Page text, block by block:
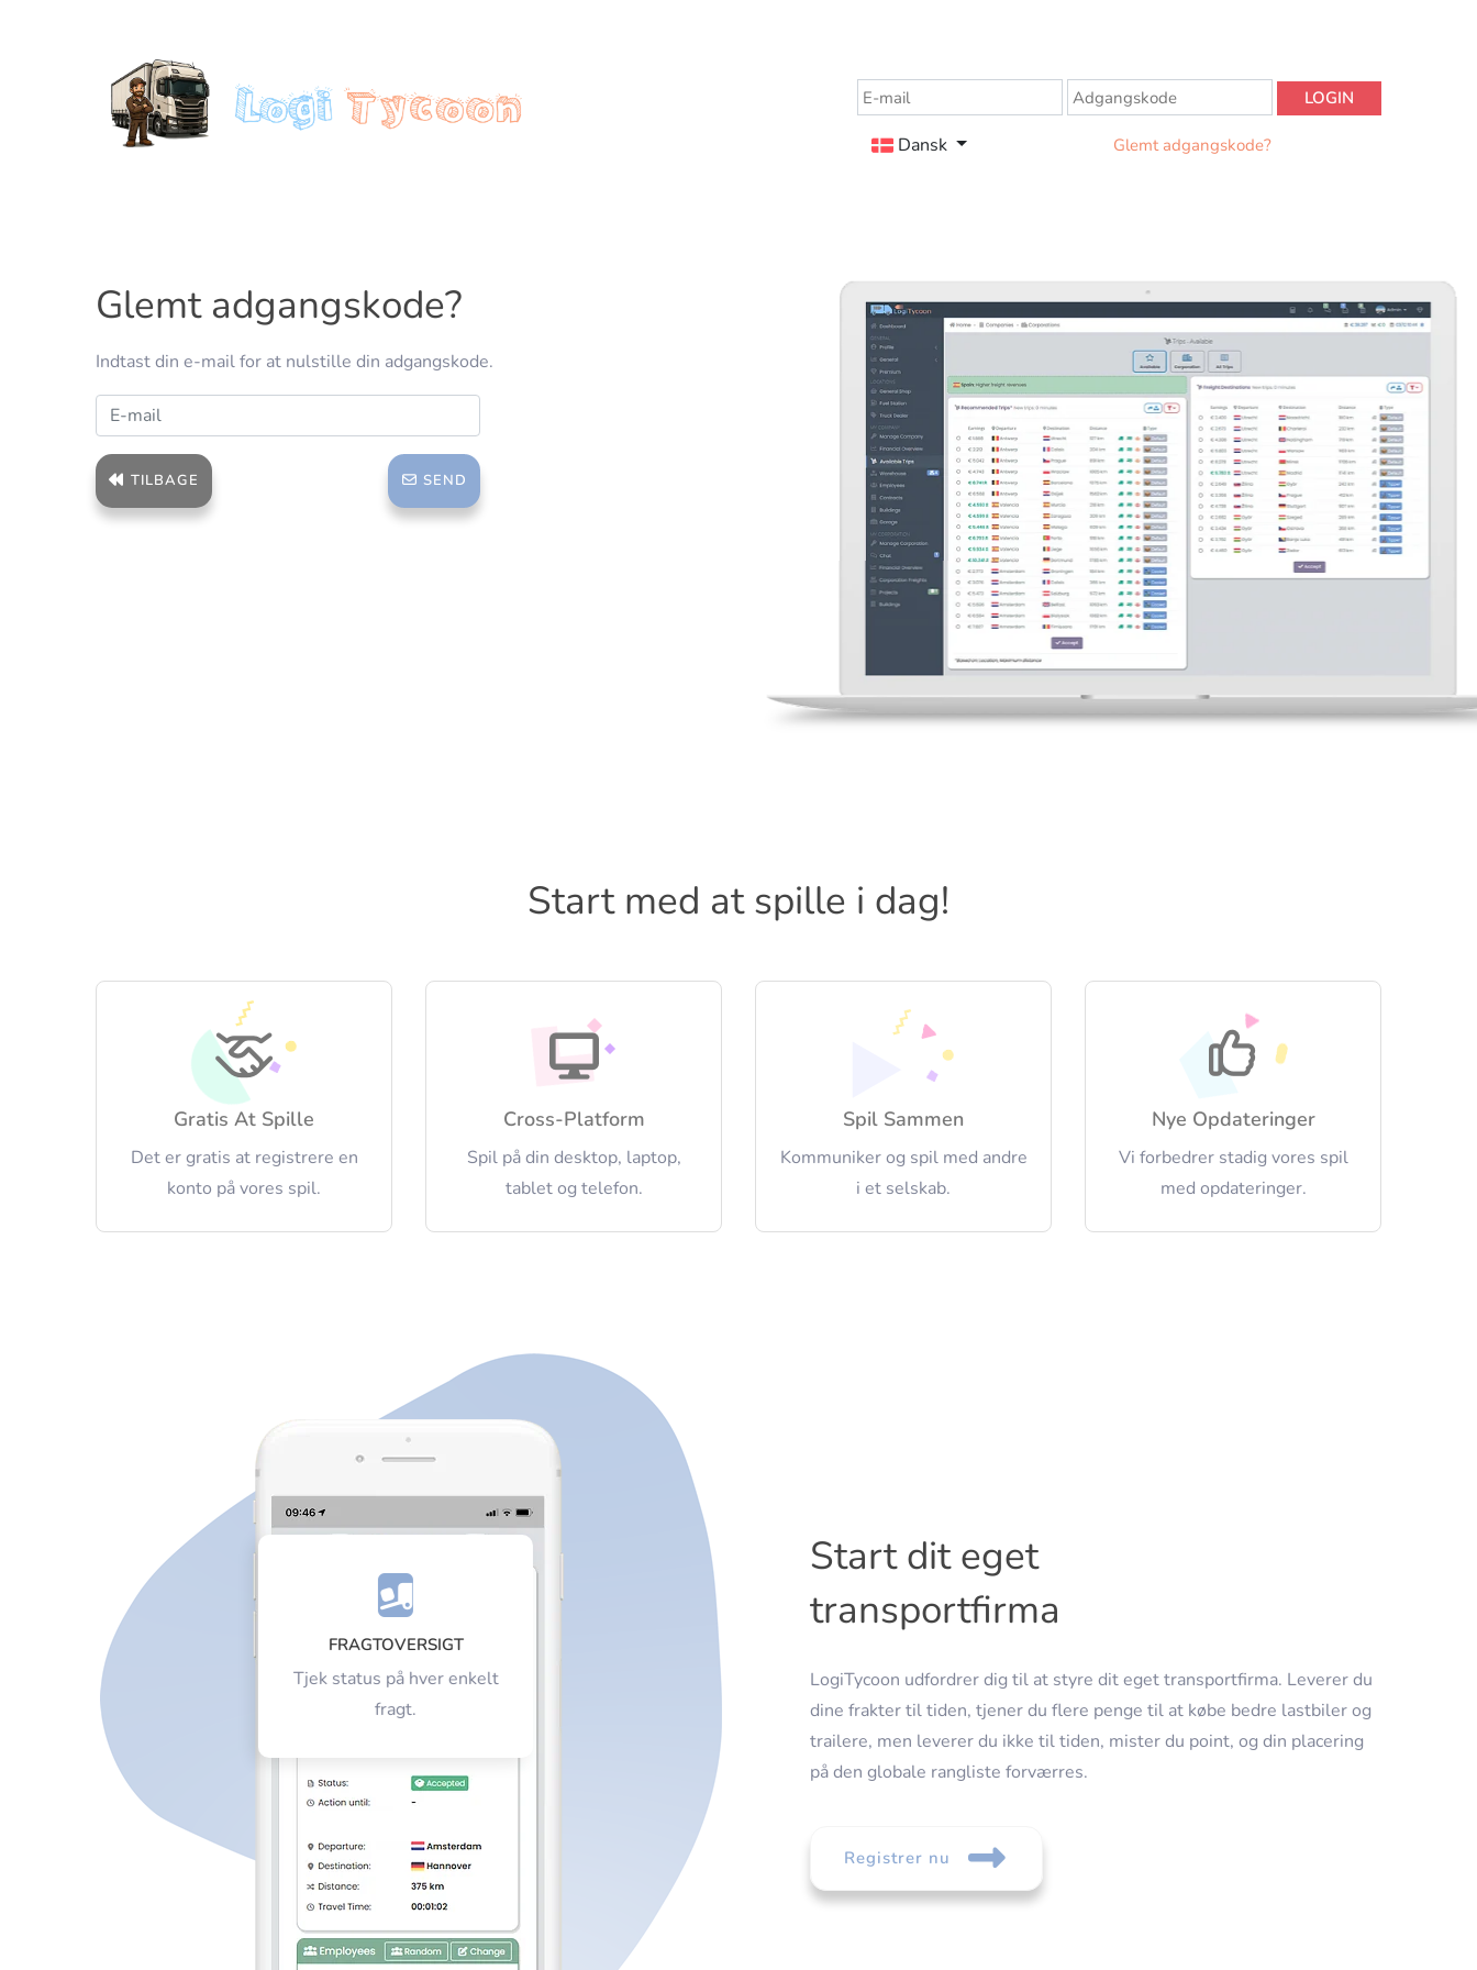
LOGIN
Glemt adgangskode?
Dansk
Glemt adgangskode?
Indtast din e-mail for at nulstille din adgangskode.
TILBAGE SEND
Start med at spille i dag!
Gratis At Spille
Det er gratis at registrere en
konto på vores spil.
Cross-Platform
Spil på din desktop, laptop,
tablet og telefon.
Spil Sammen
Kommuniker og spil med andre
i et selskab.
Nye Opdateringer
Vi forbedrer stadig vores spil
med opdateringer.
FRAGTOVERSIGT
Tjek status på hver enkelt
fragt.
Start dit eget
transportfirma
LogiTycoon udfordrer dig til at styre dit eget transportfirma. Leverer du
dine frakter til tiden, tjener du flere penge til at købe bedre lastbiler og
trailere, men leverer du ikke til tiden, mister du point, og din placering
på den globale rangliste forværres.
Registrer nu